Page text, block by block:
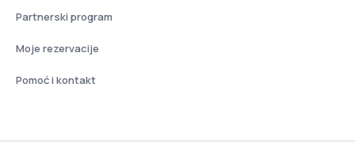
Partnerski program
Moje rezervacije
Pomoć i kontakt